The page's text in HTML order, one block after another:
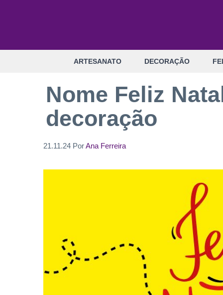
ARTESANATO DECORAÇÃO
Nome Feliz
decoração
21.11.24 PorAna Ferreira